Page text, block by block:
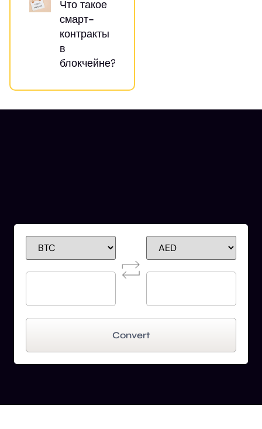
Что такое
смарт-
контракты
в
блокчейне?
Convert